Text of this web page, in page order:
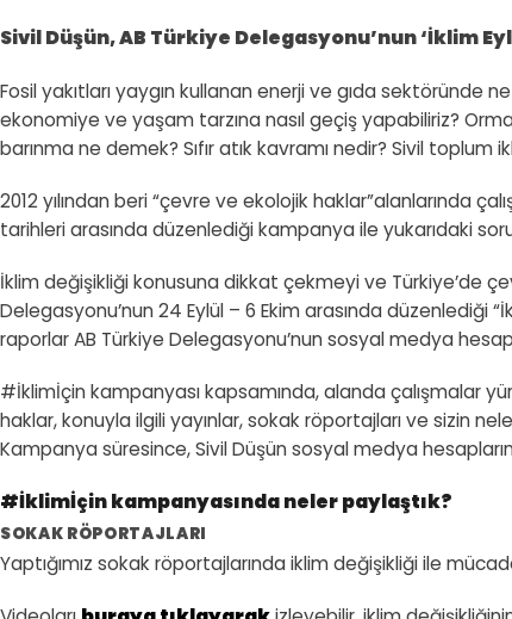
Sivil Düşün, AB Türkiye Delegasyonu’nun ‘İklim
Fosil yakıtları yaygın kullanan enerji ve gıda
ekonomiye ve yaşam tarzına nasıl geçiş yapabiliriz?
barınma ne demek? Sıfır atık kavramı nedir? Sivil
2012 yılından beri “çevre ve ekolojik haklar”alanlarında
tarihleri arasında düzenlediği kampanya ile yukarıdaki
İklim değişikliği konusuna dikkat çekmeyi ve Türkiye’de
Delegasyonu’nun 24 Eylül – 6 Ekim arasında düzenlediği
raporlar AB Türkiye Delegasyonu’nun sosyal medya
#İklimİçin kampanyası kapsamında, alanda çalışmalar
haklar, konuyla ilgili yayınlar, sokak röportajları ve sizin
Kampanya süresince, Sivil Düşün sosyal medya
#İklimİçin kampanyasında neler paylaştık?
SOKAK RÖPORTAJLARI
Yaptığımız sokak röportajlarında iklim değişikliği ile